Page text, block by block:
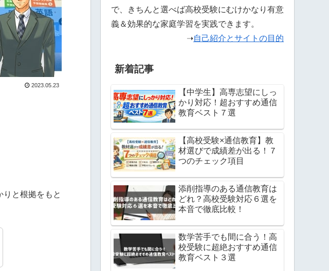
2023.05.23
と根拠をもと
で、きちんと選べば高校受験にむけかなり有意
義＆効果的な家庭学習を実践できます。
➝自己紹介とサイトの目的
新着記事
【中学生】高専志望にしっ
かり対応！超おすすめ通信
教育ベスト７選
【高校受験×通信教育】教
材選びで成績差が出る！７
つのチェック項目
添削指導のある通信教育は
どれ？高校受験対応６選を
本音で徹底比較！
数学苦手でも間に合う！高
校受験に超絶おすすめ通信
教育ベスト３選